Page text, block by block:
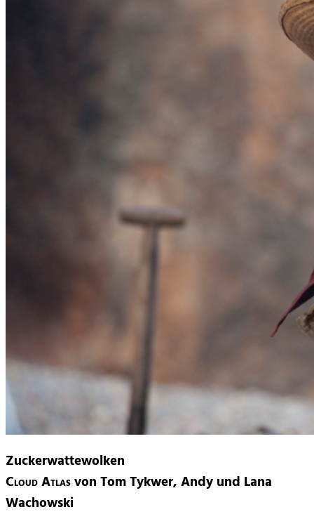
Zuckerwattewolken
Cloud Atlasvon Tom Tykwer, Andy und Lana
Wachowski